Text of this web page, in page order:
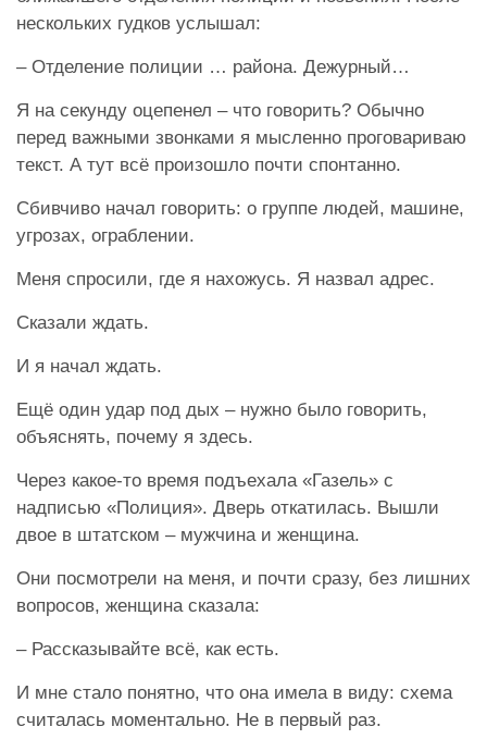
нескольких гудков услышал:
– Отделение полиции … района. Дежурный…
Я на секунду оцепенел – что говорить? Обычно
перед важными звонками я мысленно проговариваю
текст. А тут всё произошло почти спонтанно.
Сбивчиво начал говорить: о группе людей, машине,
угрозах, ограблении.
Меня спросили, где я нахожусь. Я назвал адрес.
Сказали ждать.
И я начал ждать.
Ещё один удар под дых – нужно было говорить,
объяснять, почему я здесь.
Через какое-то время подъехала «Газель» с
надписью «Полиция». Дверь откатилась. Вышли
двое в штатском – мужчина и женщина.
Они посмотрели на меня, и почти сразу, без лишних
вопросов, женщина сказала:
– Рассказывайте всё, как есть.
И мне стало понятно, что она имела в виду: схема
считалась моментально. Не в первый раз.